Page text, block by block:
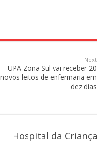
Next
UPA Zona Sul vai receber 20
novos leitos de enfermaria em
dez dias
Hospital da Criança